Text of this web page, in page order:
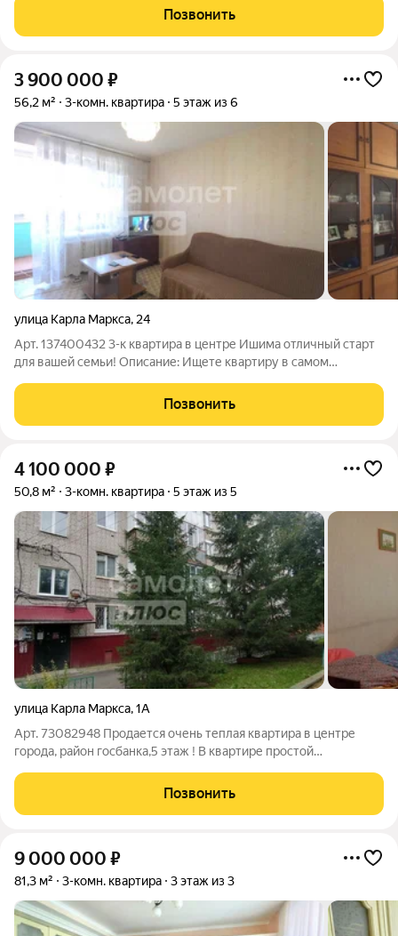
города Ишим! Дом кирпичный. Просторная планировка, две
лоджии. Описание: В
Позвонить
3 900 000 ₽
56,2 м² 3-комн. квартира 5 этаж из 6
улица Карла Маркса, 24
Арт. 137400432 3-к квартира в центре Ишима отличный старт
для вашей семьи! Описание: Ищете квартиру в самом
вниманию уютную 3-комнатную квартиру в районе
Позвонить
4 100 000 ₽
50,8 м² 3-комн. квартира 5 этаж из 5
улица Карла Маркса,1А
Арт. 73082948 Продается очень теплая квартира в центре
города, район госбанка,5 этаж ! В квартире простой
клининг! - 3 комнаты; - 50.8м.кв; -раздельный санузел; -в кухне
электроплита;
Позвонить
9 000 000 ₽
81,3 м² 3-комн. квартира 3 этаж из 3